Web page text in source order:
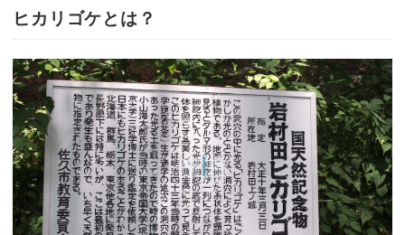
ヒカリゴケとは？